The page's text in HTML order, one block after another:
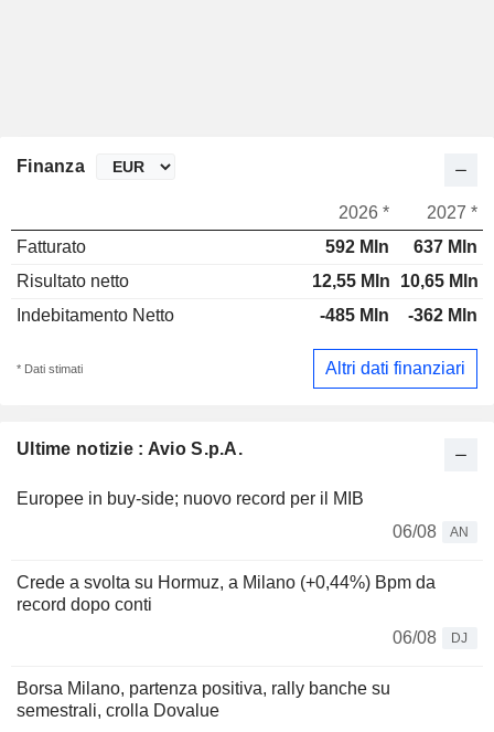
Ultime notizie : Avio S.p.A.
Europee in buy-side; nuovo record per il MIB
06/08
AN
Crede a svolta su Hormuz, a Milano (+0,44%) Bpm da
record dopo conti
06/08
DJ
Borsa Milano, partenza positiva, rally banche su
semestrali, crolla Dovalue
Finanza
2026 *
2027 *
Fatturato
592 Mln
637 Mln
Risultato netto
12,55 Mln
10,65 Mln
Indebitamento Netto
-485 Mln -362 Mln
* Dati stimati Altri dati finanziari